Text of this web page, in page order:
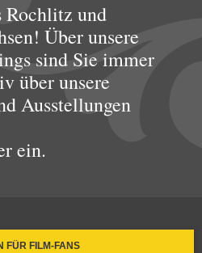
Rochlitz und
Über unsere
sind Sie immer
über unsere
Ausstellungen
ein.
FÜR FILM-FANS